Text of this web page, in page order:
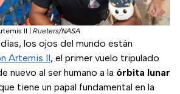
II Rueters/NASA
los ojos del mundo están
Artemis II, el primer vuelo tripulado
nuevo al ser humano a la órbita lunar
tiene un papal fundamental en la